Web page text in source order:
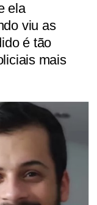
ela
viu as
é tão
mais